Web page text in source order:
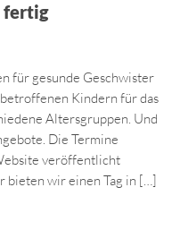
fertig
für gesunde Geschwister
Kindern für das
Altersgruppen. Und
Die Termine
veröffentlicht
bieten wir einen Tag in […]